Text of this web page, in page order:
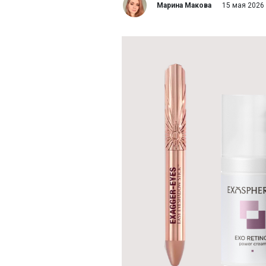
Марина Макова 15 мая 2026